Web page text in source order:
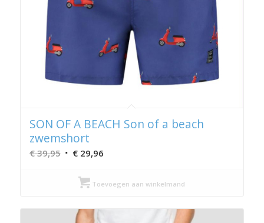
SON OF A BEACH Son of a beach
zwemshort
€39,95 Oorspronkelijke
was:
€29,96Huidige
Toevoegen aan winkelmand